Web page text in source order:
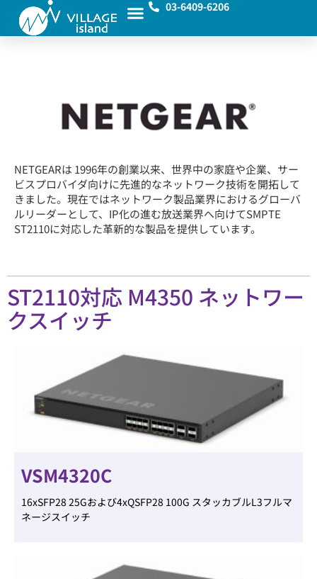
03-6409-6206
NETGEARは 1996年の創業以来、世界中の家庭や企業、サー
ビスプロバイダ向けに先進的なネットワーク技術を開拓して
きました。現在ではネットワーク製品業界におけるグローバ
ルリーダーとして、IP化の進む放送業界へ向けてSMPTE
ST2110に対応した革新的な製品を提供しています。
ST2110対応 M4350 ネットワー
クスイッチ
VSM4320C
16xSFP28 25Gおよび4xQSFP28 100G スタッカブルL3フルマ
ネージスイッチ